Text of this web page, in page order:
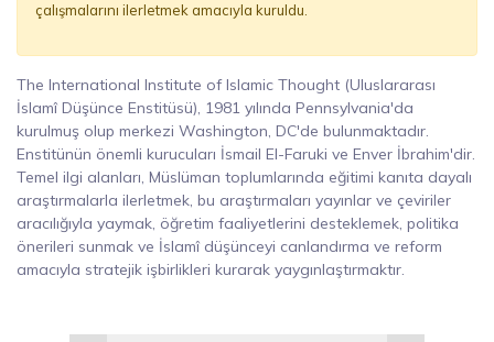
çalışmalarını ilerletmek amacıyla kuruldu.
The International Institute of Islamic Thought (Uluslararası
İslamî Düşünce Enstitüsü), 1981 yılında Pennsylvania'da
kurulmuş olup merkezi Washington, DC'de bulunmaktadır.
Enstitünün önemli kurucuları İsmail El-Faruki ve Enver İbrahim'dir.
Temel ilgi alanları, Müslüman toplumlarında eğitimi kanıta dayalı
araştırmalarla ilerletmek, bu araştırmaları yayınlar ve çeviriler
aracılığıyla yaymak, öğretim faaliyetlerini desteklemek, politika
önerileri sunmak ve İslamî düşünceyi canlandırma ve reform
amacıyla stratejik işbirlikleri kurarak yaygınlaştırmaktır.